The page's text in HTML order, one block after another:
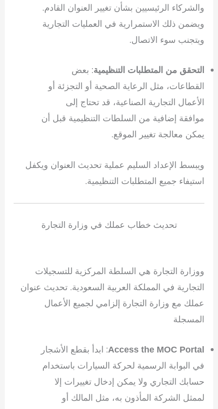
والشركاء الرئيسيين بشأن تغيير العنوان القادم.
ويضمن ذلك الاستمرارية في العمليات التجارية
ويتجنب سوء الاتصال.
التحقق من المتطلبات التنظيمية: بعض
القطاعات، مثل الرعاية الصحية أو التجزئة أو
الأعمال التجارية الصناعية، قد تحتاج إلى
موافقة إضافية من السلطات التنظيمية قبل أن
يمكن معالجة تغيير الموقع.
ويبسط الإعداد السليم عملية تحديث العنوان ويكفل
استيفاء جميع المتطلبات التنظيمية.
تحديث خطاب عملك في وزارة التجارة
ووزارة التجارة هي السلطة المركزية للتسجيلات
التجارية في المملكة العربية السعودية. تحديث عنوان
عملك مع وزارة التجارة إلزامي لجميع الأعمال
المسجلة
Access the MOC Portal: ابدأ بقطع الأشجار
في البوابة الرسمية لحركة السيارات باستخدام
حسابك التجاري ولا يمكن إدخال تغييرات إلا
لممثل الشركة المأذون به، مثل المالك أو